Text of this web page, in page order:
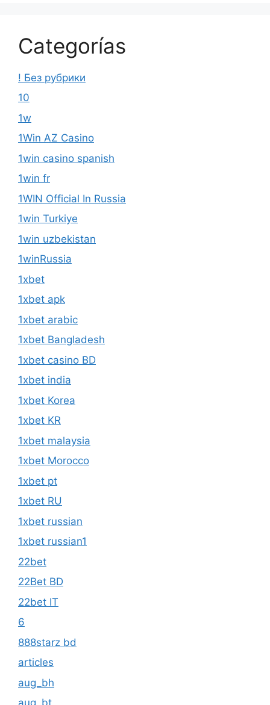
Categorías
! Без рубрики
10
1w
1Win AZ Casino
1win casino spanish
1win fr
1WIN Official In Russia
1win Turkiye
1win uzbekistan
1winRussia
1xbet
1xbet apk
1xbet arabic
1xbet Bangladesh
1xbet casino BD
1xbet india
1xbet Korea
1xbet KR
1xbet malaysia
1xbet Morocco
1xbet pt
1xbet RU
1xbet russian
1xbet russian1
22bet
22Bet BD
22bet IT
6
888starz bd
articles
aug_bh